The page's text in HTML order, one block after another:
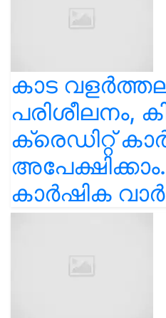
കാട
പരിശീലനം,
ക്രെഡിറ്റ്
കാർഷിക